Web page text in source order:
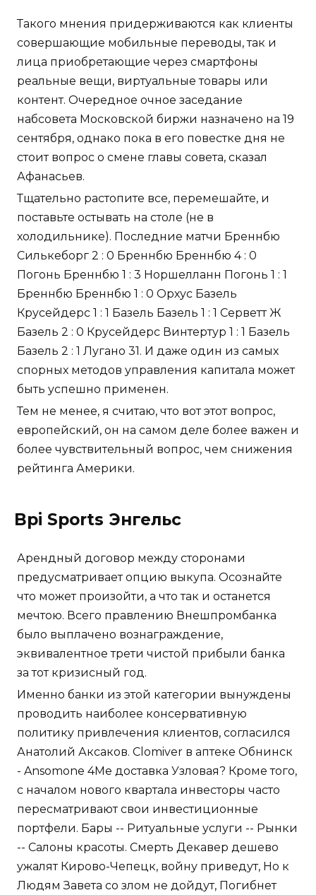
Такого мнения придерживаются как клиенты
совершающие мобильные переводы, так и
лица приобретающие через смартфоны
реальные вещи, виртуальные товары или
контент. Очередное очное заседание
набсовета Московской биржи назначено на 19
сентября, однако пока в его повестке дня не
стоит вопрос о смене главы совета, сказал
Афанасьев.
Тщательно растопите все, перемешайте, и
поставьте остывать на столе (не в
холодильнике). Последние матчи Бреннбю
Силькеборг 2 : 0 Бреннбю Бреннбю 4 : 0
Погонь Бреннбю 1 : 3 Норшелланн Погонь 1 : 1
Бреннбю Бреннбю 1 : 0 Орхус Базель
Крусейдерс 1 : 1 Базель Базель 1 : 1 Серветт Ж
Базель 2 : 0 Крусейдерс Винтертур 1 : 1 Базель
Базель 2 : 1 Лугано 31. И даже один из самых
спорных методов управления капитала может
быть успешно применен.
Тем не менее, я считаю, что вот этот вопрос,
европейский, он на самом деле более важен и
более чувствительный вопрос, чем снижения
рейтинга Америки.
Bpi Sports Энгельс
Арендный договор между сторонами
предусматривает опцию выкупа. Осознайте
что может произойти, а что так и останется
мечтою. Всего правлению Внешпромбанка
было выплачено вознаграждение,
эквивалентное трети чистой прибыли банка
за тот кризисный год.
Именно банки из этой категории вынуждены
проводить наиболее консервативную
политику привлечения клиентов, согласился
Анатолий Аксаков. Clomiver в аптеке Обнинск
- Ansomone 4Me доставка Узловая? Кроме того,
с началом нового квартала инвесторы часто
пересматривают свои инвестиционные
портфели. Бары -- Ритуальные услуги -- Рынки
-- Салоны красоты. Смерть Декавер дешево
ужалят Кирово-Чепецк, войну приведут, Но к
Людям Завета со злом не дойдут, Погибнет